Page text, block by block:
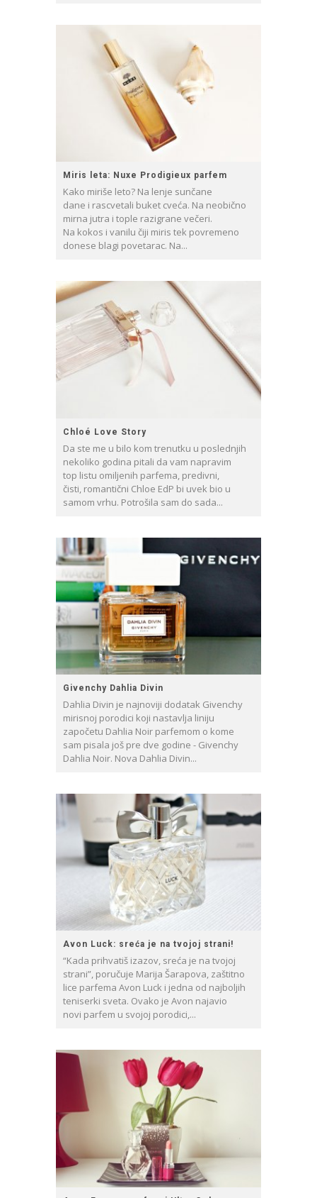
Miris leta: Nuxe Prodigieux parfem
Kako miriše leto? Na lenje sunčane
dane i rascvetali buket cveća. Na neobično
mirna jutra i tople razigrane večeri.
Na kokos i vanilu čiji miris tek povremeno
donese blagi povetarac. Na...
Chloé Love Story
Da ste me u bilo kom trenutku u poslednjih
nekoliko godina pitali da vam napravim
top listu omiljenih parfema, predivni,
čisti, romantični Chloe EdP bi uvek bio u
samom vrhu. Potrošila sam do sada...
Givenchy Dahlia Divin
Dahlia Divin je najnoviji dodatak Givenchy
mirisnoj porodici koji nastavlja liniju
započetu Dahlia Noir parfemom o kome
sam pisala još pre dve godine - Givenchy
Dahlia Noir. Nova Dahlia Divin...
Avon Luck: sreća je na tvojoj strani!
“Kada prihvatiš izazov, sreća je na tvojoj
strani”, poručuje Marija Šarapova, zaštitno
lice parfema Avon Luck i jedna od najboljih
teniserki sveta. Ovako je Avon najavio
novi parfem u svojoj porodici,...